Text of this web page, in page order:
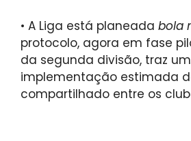
• A Liga está planeada bola
protocolo, agora em fase
da segunda divisão, traz
implementação estimada
compartilhado entre os